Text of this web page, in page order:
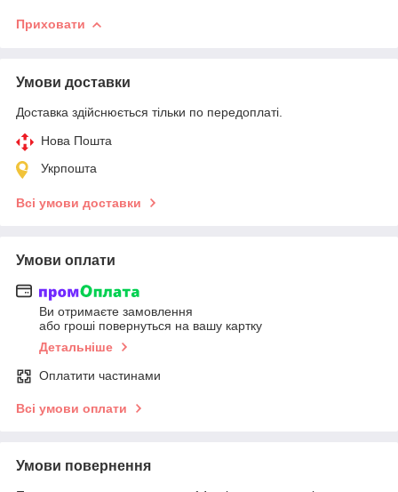
Приховати
Умови доставки
Доставка здійснюється тільки по передоплаті.
Нова Пошта
Укрпошта
Всі умови доставки
Умови оплати
Ви отримаєте замовлення
або гроші повернуться на вашу картку
Детальніше
Оплатити частинами
Всі умови оплати
Умови повернення